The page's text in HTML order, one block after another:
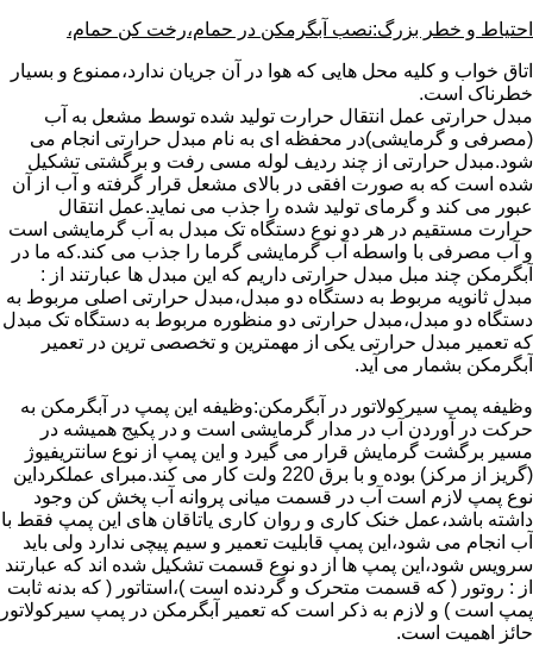
احتیاط و خطر بزرگ:نصب آبگرمکن در حمام،رخت کن حمام،
اتاق خواب و کلیه محل هایی که هوا در آن جریان ندارد،ممنوع و بسیار
خطرناک است.
مبدل حرارتی عمل انتقال حرارت تولید شده توسط مشعل به آب
(مصرفی و گرمایشی)در محفظه ای به نام مبدل حرارتی انجام می
شود.مبدل حرارتی از چند ردیف لوله مسی رفت و برگشتی تشکیل
شده است که به صورت افقی در بالای مشعل قرار گرفته و آب از آن
عبور می کند و گرمای تولید شده را جذب می نماید.عمل انتقال
حرارت مستقیم در هر دو نوع دستگاه تک مبدل به آب گرمایشی است
و آب مصرفی با واسطه آب گرمایشی گرما را جذب می کند.که ما در
آبگرمکن چند مبل مبدل حرارتی داریم که این مبدل ها عبارتند از :
مبدل ثانویه مربوط به دستگاه دو مبدل،مبدل حرارتی اصلی مربوط به
دستگاه دو مبدل،مبدل حرارتی دو منظوره مربوط به دستگاه تک مبدل
که تعمیر مبدل حرارتی یکی از مهمترین و تخصصی ترین در تعمیر
آبگرمکن بشمار می آید.
وظیفه پمپ سیرکولاتور در آبگرمکن:وظیفه این پمپ در آبگرمکن به
حرکت در آوردن آب در مدار گرمایشی است و در پکیج همیشه در
مسیر برگشت گرمایش قرار می گیرد و این پمپ از نوع سانتریفیوژ
(گریز از مرکز) بوده و با برق 220 ولت کار می کند.مبرای عملکرداین
نوع پمپ لازم است آب در قسمت میانی پروانه آب پخش کن وجود
داشته باشد،عمل خنک کاری و روان کاری یاتاقان های این پمپ فقط با
آب انجام می شود،این پمپ قابلیت تعمیر و سیم پیچی ندارد ولی باید
سرویس شود،این پمپ ها از دو نوع قسمت تشکیل شده اند که عبارتند
از : روتور ( که قسمت متحرک و گردنده است )،استاتور ( که بدنه ثابت
پمپ است ) و لازم به ذکر است که تعمیر آبگرمکن در پمپ سیرکولاتور
حائز اهمیت است.